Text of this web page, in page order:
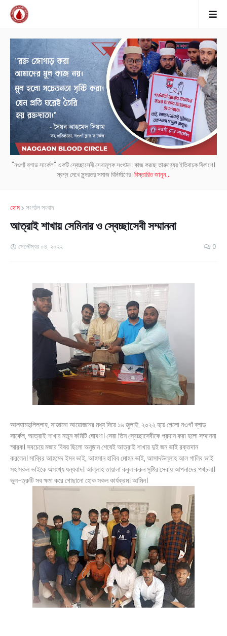
"নওগাঁ ব্লাড সার্কেল" একটি স্বেচ্ছাসেবী সেবামূলক সংগঠন। কাজ করছে তারুণ্যের ইতিবাচক বিকাশে।
স্বপ্ন দেখে সুন্দরতর সমাজ বিনির্মাণের। বিস্তারিত জানুন...
হোম সংগঠন সংবাদ
আত্রাই শাখায় সেমিনার ও স্বেচ্ছাসেবী সম্মাননা
সেপ্টেম্বর ০৪, ২০২২ 0
আলহামদুলিল্লাহ, সাজানো আয়োজনের মধ্য দিয়ে ১৬ জুলাই, ২০২২ হয়ে গেলো নওগাঁ ব্লাড
সার্কেল, আত্রাই শাখার নতুন কমিটি ঘোষণা। সেরা তিন স্বেচ্ছাসেবীকে প্রদান করা হলো সম্মাননা
স্মারক। সবচেয়ে মজার বিষয় ছিলো অনুষ্ঠান শেষেই আত্রাই শাখার দুই জন ভাই রক্তদান
করলেন। সাব্বির আহমেদ ইমন ভাই, আহসান হাবিব মোহন ভাই, আসাদউল্লাহ আল গালিব ভাই
সহ সকল ভাইকে অসংখ্য ধন্যবাদ। আল্লাহ তায়ালা কবুল করুন সৃষ্টির সেবায় আপনাদের পথচলা।
ভুল-ত্রুটি সব ক্ষমা করে গোছানো হোক সকল কার্যক্রম। আমিন।